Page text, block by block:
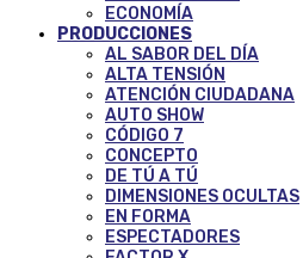
ECONOMÍA
PRODUCCIONES
AL SABOR DEL DÍA
ALTA TENSIÓN
ATENCIÓN CIUDADANA
AUTO SHOW
CÓDIGO 7
CONCEPTO
DE TÚ A TÚ
DIMENSIONES OCULTAS
EN FORMA
ESPECTADORES